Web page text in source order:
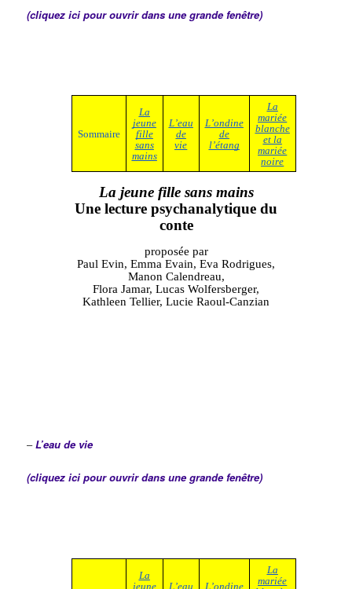
(cliquez ici pour ouvrir dans une grande fenêtre)
–L’eau de vie
(cliquez ici pour ouvrir dans une grande fenêtre)